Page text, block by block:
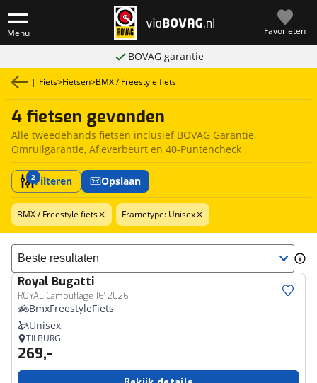
Menu Favorieten
BOVAG garantie
| Fiets>Fietsen>BMX / Freestyle fiets
4 fietsen gevonden
Alle tweedehands fietsen inclusief BOVAG Garantie,
Omruilgarantie, Afleverbeurt en 40-Puntencheck
2Filteren Opslaan
BMX / Freestyle fiets Frametype: Unisex
Sorteer resultaten
Royal Bugatti
ROYAL Camouflage 16" 2026
BmxFreestyleFiets
Unisex
TILBURG
269,-